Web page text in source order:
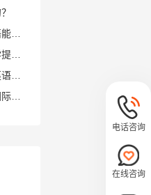
VIPKID 如何培养孩子紧急英语能力？
VIPKID 如何通过餐厅点餐教学提升少儿英语应用能力？
VIPKID 如何用酒店场景革新英语教学？
VIPKID 如何用英语日记培养国际化人才？
电话咨询
在线咨询